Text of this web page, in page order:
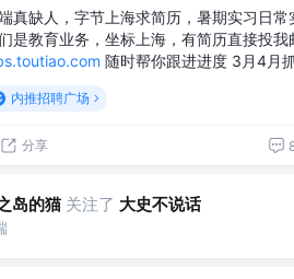
真缺人，字节上海求简历，暑期实习日常
是教育业务，坐标上海，有简历直接投
随时帮你跟进进度 3月4月
内推招聘广场
分享
岛的猫 关注了 大史不说话